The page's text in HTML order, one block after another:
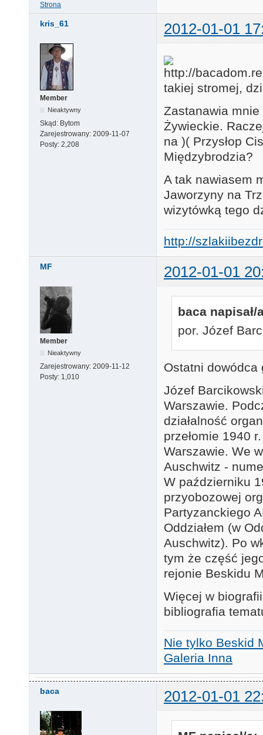
Strona
kris_61 2012-01-01
Member
Nieaktywny
Skąd: Bytom
Zarejestrowany: 2009-11-07
Posty: 2,208
takiej stromej,
Zastanawia
Żywieckie.
na )( Przysłop
Międzybrodzia?
A tak nawiasem
Jaworzyny na
wizytówką tego
http://
MF 2012-01-01
Member
Nieaktywny
Zarejestrowany: 2009-11-12
Posty: 1,010
baca napisał/
por. Józef
Ostatni
Józef
Warszawie.
działalność
przełomie 1940
Warszawie. We
Auschwitz -
W październiku
przyobozowej
Partyzanckiego
Oddziałem (w
Auschwitz). Po
tym że część
rejonie Beskidu
Więcej w
bibliografia
Nie tylko Beskid
Galeria Inna
baca 2012-01-01